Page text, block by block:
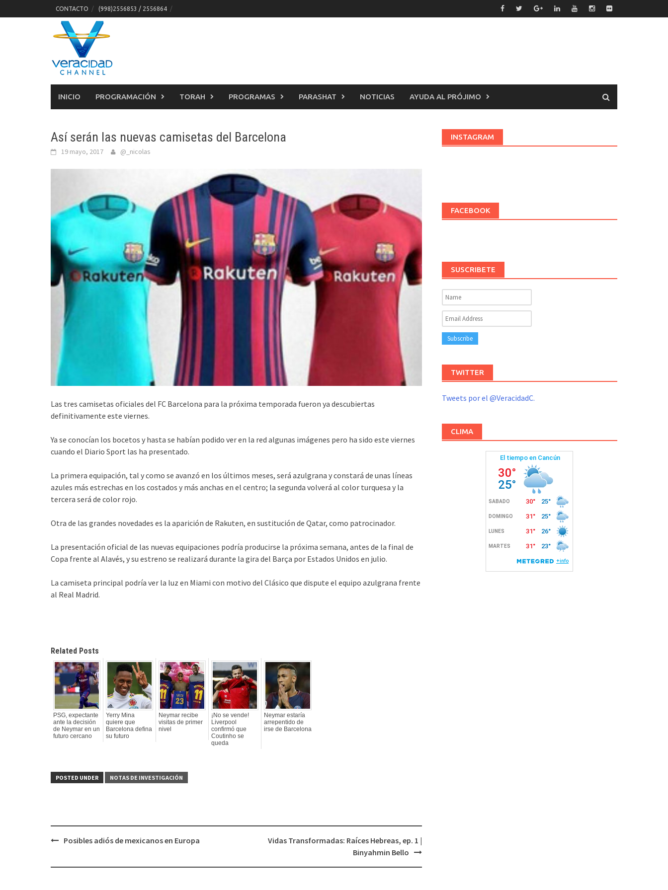
to
CONTACTO (998)2556853 / 2556864
INICIO PROGRAMACIÓN TORAH PROGRAMAS PARASHAT NOTICIAS AYUDA AL PRÓJIMO
Así serán las nuevas camisetas del Barcelona
19 mayo, 2017 @_nicolas
Las tres camisetas oficiales del FC Barcelona para la próxima temporada fueron ya descubiertas
definitivamente este viernes.
Ya se conocían los bocetos y hasta se habían podido ver en la red algunas imágenes pero ha sido este viernes
cuando el Diario Sport las ha presentado.
La primera equipación, tal y como se avanzó en los últimos meses, será azulgrana y constará de unas líneas
azules más estrechas en los costados y más anchas en el centro; la segunda volverá al color turquesa y la
tercera será de color rojo.
Otra de las grandes novedades es la aparición de Rakuten, en sustitución de Qatar, como patrocinador.
La presentación oficial de las nuevas equipaciones podría producirse la próxima semana, antes de la final de
Copa frente al Alavés, y su estreno se realizará durante la gira del Barça por Estados Unidos en julio.
La camiseta principal podría ver la luz en Miami con motivo del Clásico que dispute el equipo azulgrana frente
al Real Madrid.
Related Posts
PSG, expectante
ante la decisión
de Neymar en un
futuro cercano
Yerry Mina
quiere que
Barcelona defina
su futuro
Neymar recibe
visitas de primer
nivel
¡No se vende!
Liverpool
confirmó que
Coutinho se
queda
Neymar estaría
arrepentido de
irse de Barcelona
POSTED UNDER NOTAS DE INVESTIGACIÓN
Posibles adiós de mexicanos en Europa
Vidas Transformadas: Raíces Hebreas, ep. 1 |
Binyahmin Bello
INSTAGRAM
FACEBOOK
SUSCRIBETE
TWITTER
Tweets por el @VeracidadC.
CLIMA